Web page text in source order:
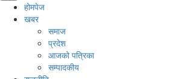
होमपेज
खबर
समाज
प्रदेश
आजको पत्रिका
सम्पादकीय